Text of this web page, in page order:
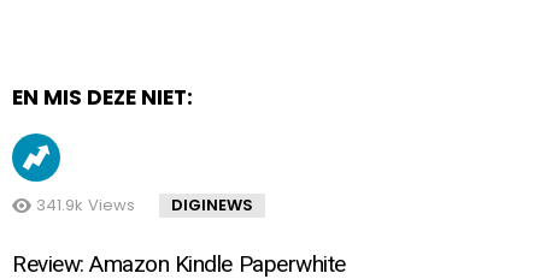
EN MIS DEZE NIET:
341.9k Views DIGINEWS
Review: Amazon Kindle Paperwhite